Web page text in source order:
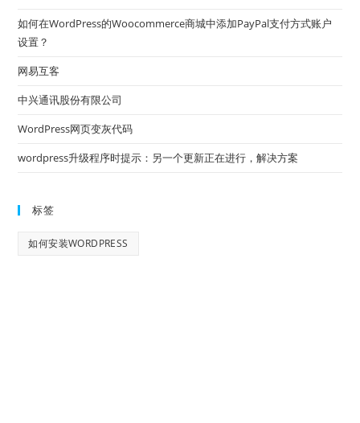
如何在WordPress的Woocommerce商城中添加PayPal支付方式账户
设置？
网易互客
中兴通讯股份有限公司
WordPress网页变灰代码
wordpress升级程序时提示：另一个更新正在进行，解决方案
标签
如何安装WORDPRESS